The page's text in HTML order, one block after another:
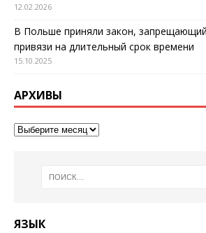
12.02.2026
В Польше приняли закон,
привязи на длительный срок времени
15.10.2025
АРХИВЫ
ЯЗЫК